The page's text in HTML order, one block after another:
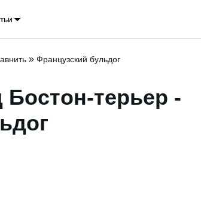
» Французский бульдог
терьер -